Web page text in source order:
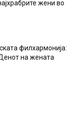
жени во
филхармонија:
на жената